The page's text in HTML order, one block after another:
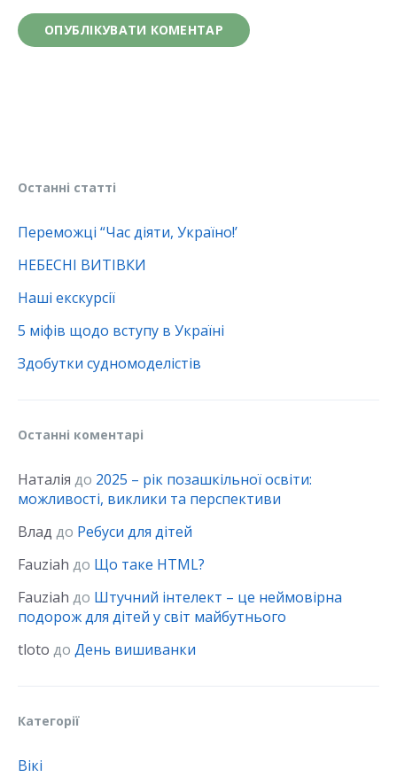
Останні статті
Переможці “Час діяти, Україно!’
НЕБЕСНІ ВИТІВКИ
Наші екскурсії
5 міфів щодо вступу в Україні
Здобутки судномоделістів
Останні коментарі
Наталія до 2025 – рік позашкільної освіти:
можливості, виклики та перспективи
Влад до Ребуси для дітей
Fauziah до Що таке HTML?
Fauziah до Штучний інтелект – це неймовірна
подорож для дітей у світ майбутнього
tloto до День вишиванки
Категорії
Вікі